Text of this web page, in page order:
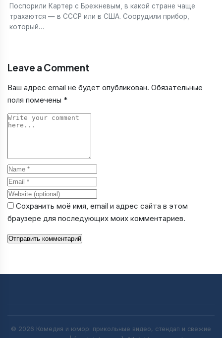
Поспорили Картер с Брежневым, в какой стране чаще
трахаются — в СССР или в США. Соорудили прибор,
который…
Leave a Comment
Ваш адрес email не будет опубликован. Обязательные
поля помечены *
Comment
Name
Email
Website
Сохранить моё имя, email и адрес сайта в этом
браузере для последующих моих комментариев.
Отправить комментарий
© 2026 Комедия и юмор: прикольные видео, стендап и свежие